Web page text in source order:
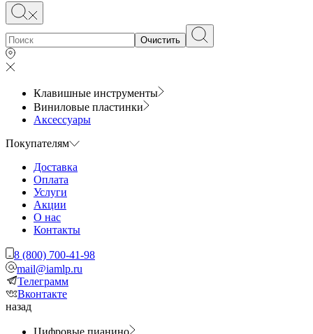
Очистить
Клавишные инструменты
Виниловые пластинки
Аксессуары
Покупателям
Доставка
Оплата
Услуги
Акции
О нас
Контакты
8 (800) 700-41-98
mail@iamlp.ru
Телеграмм
Вконтакте
назад
Цифровые пианино